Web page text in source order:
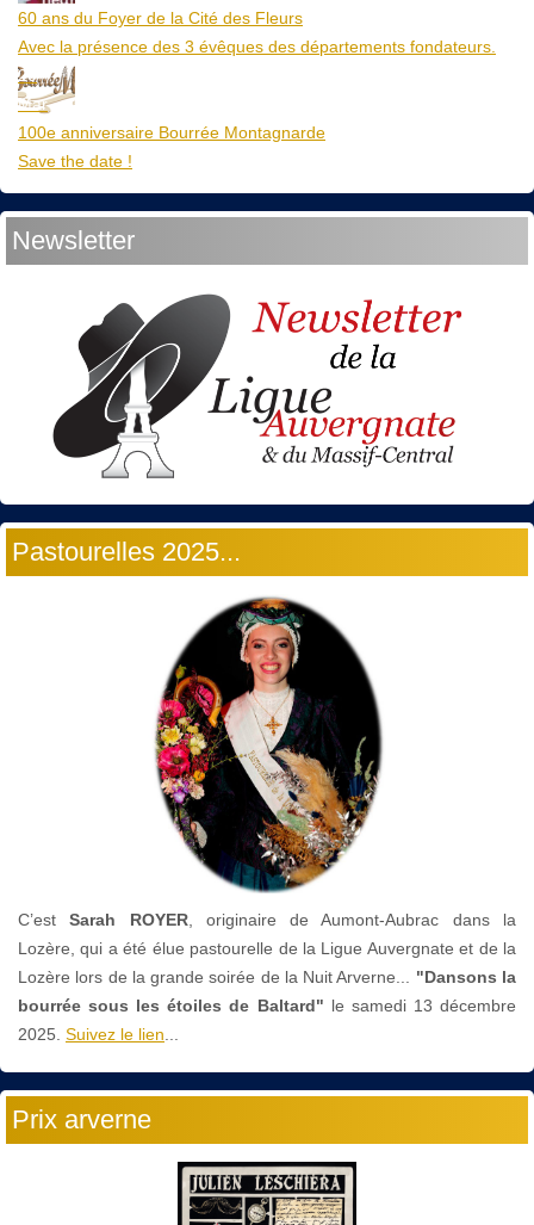
60 ans du Foyer de la Cité des Fleurs
Avec la présence des 3 évêques des départements fondateurs.
20
Mar
100e anniversaire Bourrée Montagnarde
Save the date !
Newsletter
Pastourelles 2025...
C’estSarah ROYER, originaire de Aumont-Aubrac dans la
Lozère, qui a été élue pastourelle de la Ligue Auvergnate et de la
Lozère lors de la grande soirée de la Nuit Arverne... "Dansons la
bourrée sous les étoiles de Baltard" le samedi 13 décembre
2025. Suivez le lien...
Prix arverne